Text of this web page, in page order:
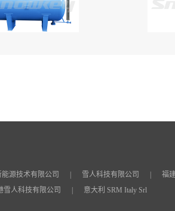
源技术有限公司 雪人科技有限公司 福
雪人科技有限公司 意大利 SRM Italy Srl